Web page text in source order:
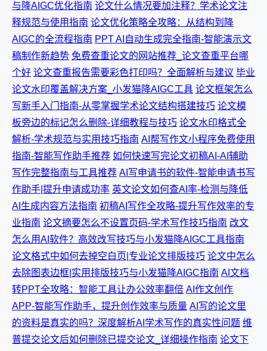
与降AIGC优化指南 论文什么情况要加注释？学术论文注
释规范与使用指南 论文优化策略全攻略：从结构到降
AIGC的全流程指南 PPT AI自动生成完全指南-智能演示文
稿制作新趋势 免费查重论文的网站推荐_论文查重平台哪
个好 论文查重报告需要彩色打印吗？全面解析与建议 毕业
论文水印覆盖解决方案_小发猫降AIGC工具 论文框架怎么
写新手入门指南-从零掌握学术论文结构搭建技巧 论文模
板旁边的标记怎么删除-详细教程与技巧 论文水印格式全
解析-学术规范与实用技巧指南 AI帮写作文小程序免费使用
指南-智能写作助手推荐 如何快速写完论文初稿AI-AI辅助
写作完整指南与工具推荐 AI写申请书的软件-智能申请书写
作助手|提升申请成功率 英文论文如何查AI率-检测与降低
AI生成内容方法指南 初稿AI写作全攻略-提升写作效率的专
业指南 论文摘要怎么不设置页码-学术写作技巧指南 改文
怎么用AI软件？高效改写技巧与小发猫降AIGC工具指南
论文格式中如何去掉空白页|专业论文排版技巧 论文中怎么
去除图表边框|实用排版技巧与小发猫降AIGC指南 AI文档
转PPT全攻略：智能工具让办公效率翻倍 AI作文创作
APP-智能写作助手，提升创作效率与质量 AI写的论文里
的资料是真实的吗？深度解析AI学术写作的真实性问题 维
普提交论文后如何删除已提交论文_详细操作指南 论文下